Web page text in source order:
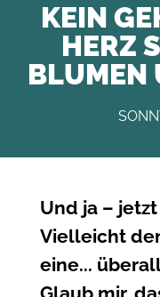
KEIN
HERZ
BLUMEN
Und ja –
Vielleicht
eine...